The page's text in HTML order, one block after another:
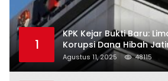
1
KPK Kejar Bukti Baru:
Korupsi Dana Hibah
Trenggalek
Agustus 11, 2025 48115